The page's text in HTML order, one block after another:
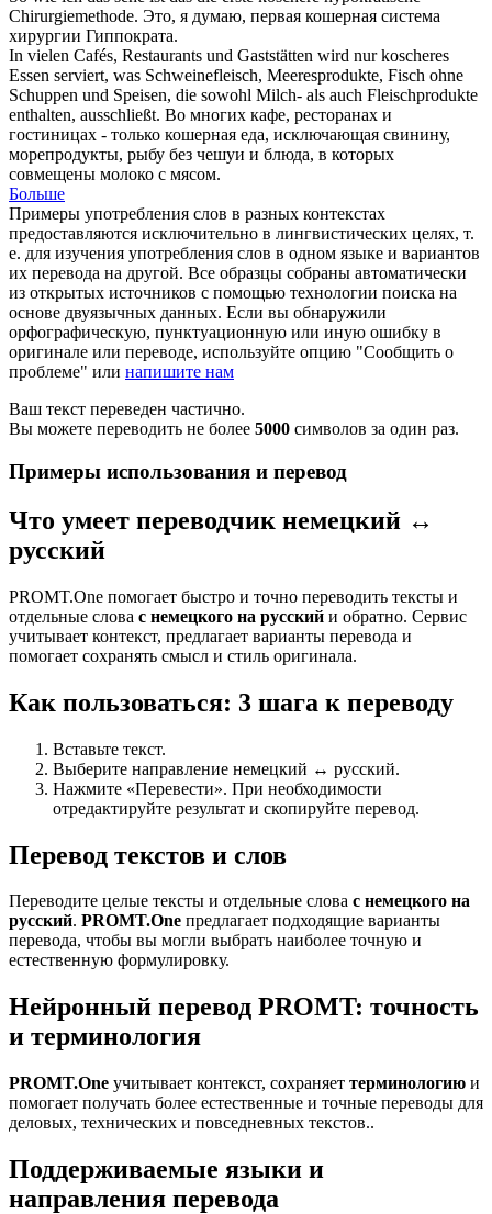
Chirurgiemethode. Это, я думаю, первая кошерная система
хирургии Гиппократа.
In vielen Cafés, Restaurants und Gaststätten wird nurkoscheres
Essen serviert, was Schweinefleisch, Meeresprodukte, Fisch ohne
Schuppen und Speisen, die sowohl Milch- als auch Fleischprodukte
enthalten, ausschließt. Во многих кафе, ресторанах и
гостиницах - только кошерная еда, исключающая свинину,
морепродукты, рыбу без чешуи и блюда, в которых
совмещены молоко с мясом.
Больше
Примеры употребления слов в разных контекстах
предоставляются исключительно в лингвистических целях, т.
е. для изучения употребления слов в одном языке и вариантов
их перевода на другой. Все образцы собраны автоматически
из открытых источников с помощью технологии поиска на
основе двуязычных данных. Если вы обнаружили
орфографическую, пунктуационную или иную ошибку в
оригинале или переводе, используйте опцию "Сообщить о
проблеме" или напишите нам
Ваш текст переведен частично.
Вы можете переводить не более 5000 символов за один раз.
Примеры использования и перевод
Что умеет переводчик немецкий ↔
русский
PROMT.One помогает быстро и точно переводить тексты и
отдельные слова с немецкого на русский и обратно. Сервис
учитывает контекст, предлагает варианты перевода и
помогает сохранять смысл и стиль оригинала.
Как пользоваться: 3 шага к переводу
Вставьте текст.
Выберите направление немецкий ↔ русский.
Нажмите «Перевести». При необходимости
отредактируйте результат и скопируйте перевод.
Перевод текстов и слов
Переводите целые тексты и отдельные слова с немецкого на
русский. PROMT.One предлагает подходящие варианты
перевода, чтобы вы могли выбрать наиболее точную и
естественную формулировку.
Нейронный перевод PROMT: точность
и терминология
PROMT.One учитывает контекст, сохраняет терминологию и
помогает получать более естественные и точные переводы для
деловых, технических и повседневных текстов..
Поддерживаемые языки и
направления перевода